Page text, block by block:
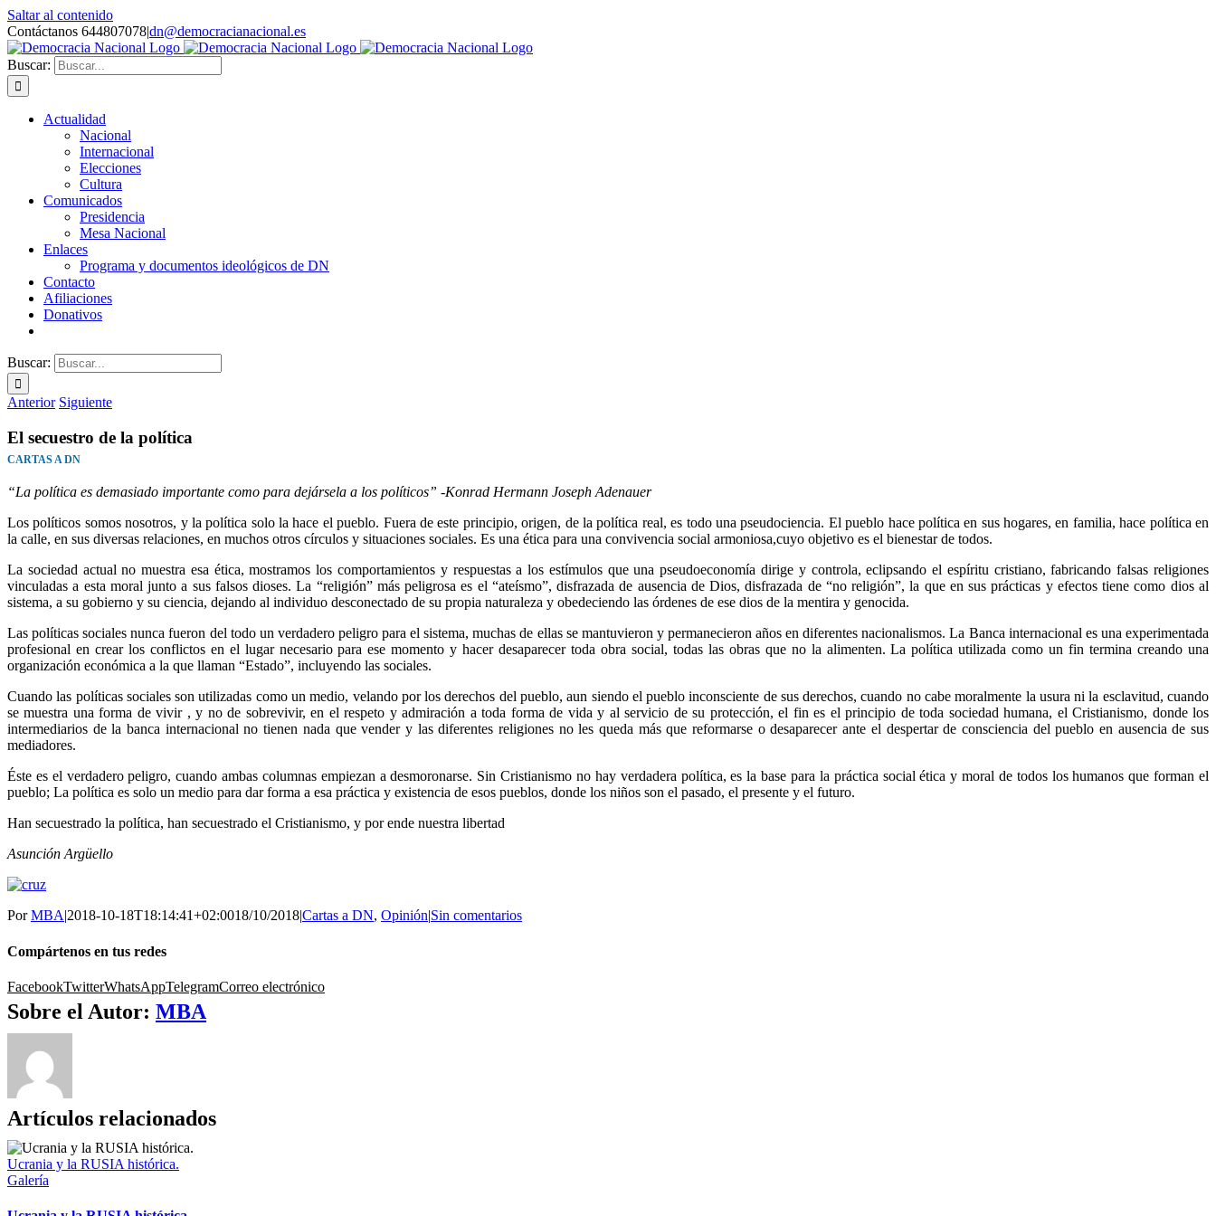
Saltar al contenido
Contáctanos 644807078|dn@democracianacional.es
Buscar:
Actualidad
Nacional
Internacional
Elecciones
Cultura
Comunicados
Presidencia
Mesa Nacional
Enlaces
Programa y documentos ideológicos de DN
Contacto
Afiliaciones
Donativos
Buscar:
Anterior Siguiente
El secuestro de la política
CARTAS A DN
“La política es demasiado importante como para dejársela a los políticos” -Konrad Hermann Joseph Adenauer
Los políticos somos nosotros, y la política solo la hace el pueblo. Fuera de este principio, origen, de la política real, es todo una pseudociencia. El pueblo hace política en sus hogares, en familia, hace política en
la calle, en sus diversas relaciones, en muchos otros círculos y situaciones sociales. Es una ética para una convivencia social armoniosa,cuyo objetivo es el bienestar de todos.
La sociedad actual no muestra esa ética, mostramos los comportamientos y respuestas a los estímulos que una pseudoeconomía dirige y controla, eclipsando el espíritu cristiano, fabricando falsas religiones
vinculadas a esta moral junto a sus falsos dioses. La “religión” más peligrosa es el “ateísmo”, disfrazada de ausencia de Dios, disfrazada de “no religión”, la que en sus prácticas y efectos tiene como dios al
sistema, a su gobierno y su ciencia, dejando al individuo desconectado de su propia naturaleza y obedeciendo las órdenes de ese dios de la mentira y genocida.
Las políticas sociales nunca fueron del todo un verdadero peligro para el sistema, muchas de ellas se mantuvieron y permanecieron años en diferentes nacionalismos. La Banca internacional es una experimentada
profesional en crear los conflictos en el lugar necesario para ese momento y hacer desaparecer toda obra social, todas las obras que no la alimenten. La política utilizada como un fin termina creando una
organización económica a la que llaman “Estado”, incluyendo las sociales.
Cuando las políticas sociales son utilizadas como un medio, velando por los derechos del pueblo, aun siendo el pueblo inconsciente de sus derechos, cuando no cabe moralmente la usura ni la esclavitud, cuando
se muestra una forma de vivir , y no de sobrevivir, en el respeto y admiración a toda forma de vida y al servicio de su protección, el fin es el principio de toda sociedad humana, el Cristianismo, donde los
intermediarios de la banca internacional no tienen nada que vender y las diferentes religiones no les queda más que reformarse o desaparecer ante el despertar de consciencia del pueblo en ausencia de sus
mediadores.
Éste es el verdadero peligro, cuando ambas columnas empiezan a desmoronarse. Sin Cristianismo no hay verdadera política, es la base para la práctica social ética y moral de todos los humanos que forman el
pueblo; La política es solo un medio para dar forma a esa práctica y existencia de esos pueblos, donde los niños son el pasado, el presente y el futuro.
Han secuestrado la política, han secuestrado el Cristianismo, y por ende nuestra libertad
Asunción Argüello
PorMBA|2018-10-18T18:14:41+02:0018/10/2018|Cartas a DN, Opinión|Sin comentarios
Compártenos en tus redes
FacebookTwitterWhatsAppTelegramCorreo electrónico
Sobre el Autor: MBA
Artículos relacionados
Ucrania y la RUSIA histórica.
Galería